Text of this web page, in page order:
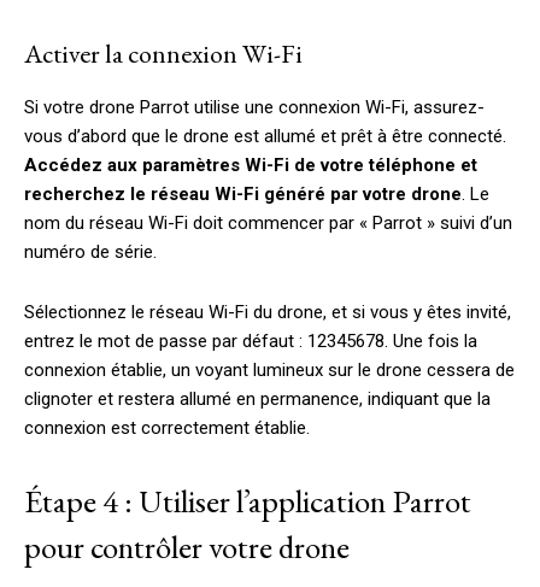
Activer la connexion Wi-Fi
Si votre drone Parrot utilise une connexion Wi-Fi, assurez-
vous d’abord que le drone est allumé et prêt à être connecté.
Accédez aux paramètres Wi-Fi de votre téléphone et
recherchez le réseau Wi-Fi généré par votre drone. Le
nom du réseau Wi-Fi doit commencer par « Parrot » suivi d’un
numéro de série.
Sélectionnez le réseau Wi-Fi du drone, et si vous y êtes invité,
entrez le mot de passe par défaut : 12345678. Une fois la
connexion établie, un voyant lumineux sur le drone cessera de
clignoter et restera allumé en permanence, indiquant que la
connexion est correctement établie.
Étape 4 : Utiliser l’application Parrot
pour contrôler votre drone